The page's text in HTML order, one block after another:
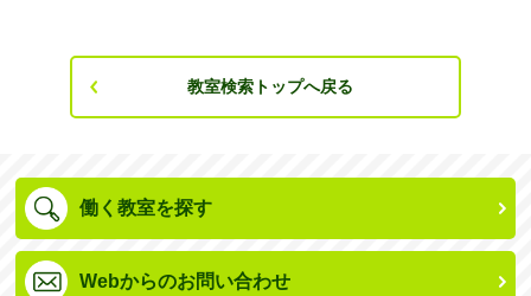
教室検索トップへ戻る
働く教室を探す
Webからのお問い合わせ